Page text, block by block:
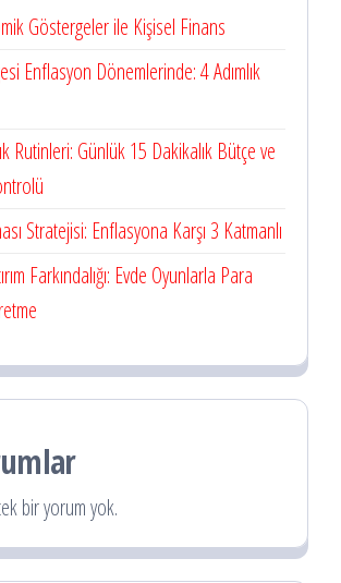
Göstergeler ile Kişisel Finans
Enflasyon Dönemlerinde: 4 Adımlık
Rutinleri: Günlük 15 Dakikalık Bütçe ve
Stratejisi: Enflasyona Karşı 3 Katmanlı
Farkındalığı: Evde Oyunlarla Para
bir yorum yok.